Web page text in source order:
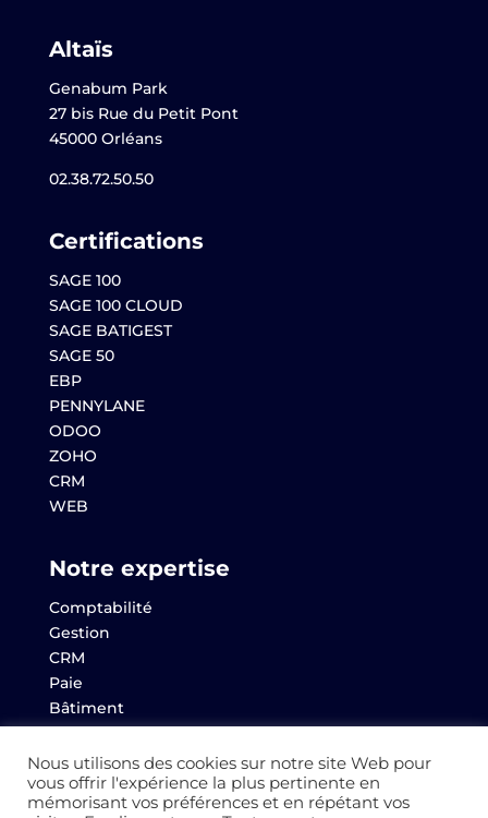
Altaïs
Genabum Park
27 bis Rue du Petit Pont
45000 Orléans
02.38.72.50.50
Certifications
SAGE 100
SAGE 100 CLOUD
SAGE BATIGEST
SAGE 50
EBP
PENNYLANE
ODOO
ZOHO
CRM
WEB
Notre expertise
Comptabilité
Gestion
CRM
Paie
Bâtiment
Websem
Archives
Nous utilisons des cookies sur notre site Web pour
vous offrir l'expérience la plus pertinente en
mémorisant vos préférences et en répétant vos